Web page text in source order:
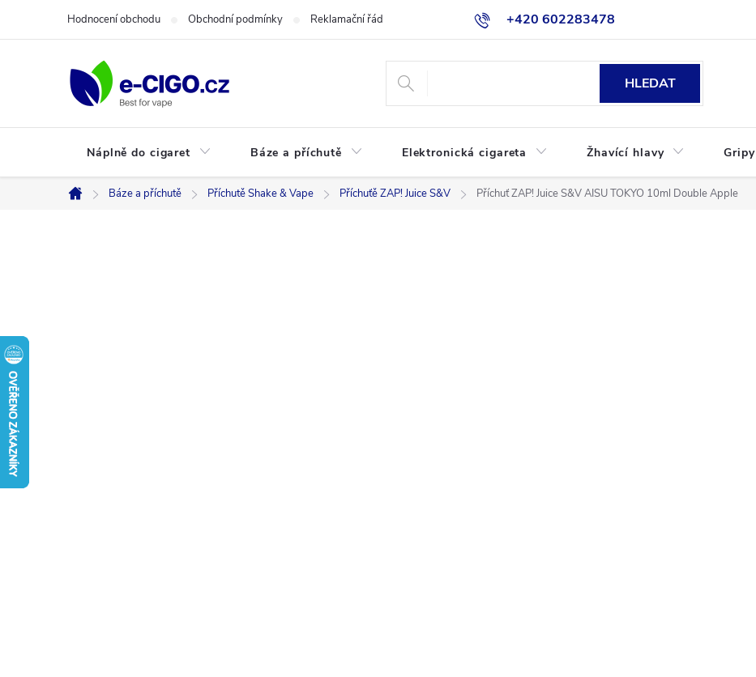
+420 602283478
Hodnocení obchodu Obchodní podmínky Reklamační řád Jak nakupovat
HLEDAT
Náplně do cigaret Báze a příchutě Elektronická cigareta Žhavící hlavy Gripy
Domů
Báze a příchutě Příchutě Shake & Vape Příchuťě ZAP! Juice S&V Příchuť ZAP! Juice S&V AISU TOKYO 10ml Double Apple